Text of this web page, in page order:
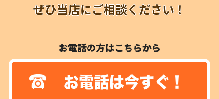
ぜひ当店にご相談ください！
お電話の方はこちらから
お電話は今すぐ！